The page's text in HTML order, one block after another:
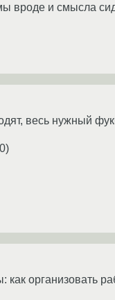
и смысла
весь нужный
)
организовать